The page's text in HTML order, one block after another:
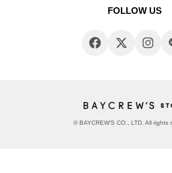
FOLLOW US
© BAYCREW’S CO., LTD. All rights